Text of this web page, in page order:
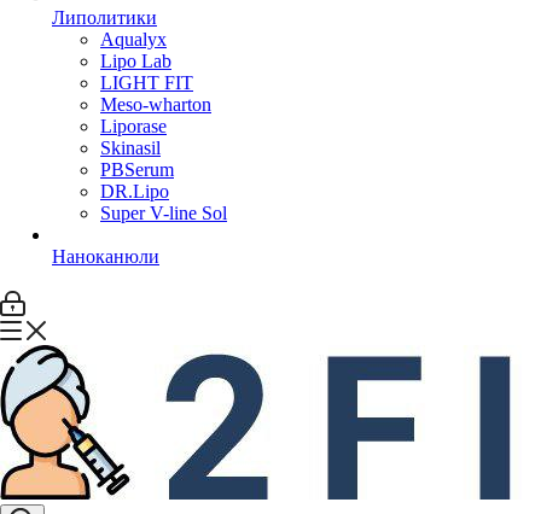
Липолитики
Aqualyx
Lipo Lab
LIGHT FIT
Meso-wharton
Liporase
Skinasil
PBSerum
DR.Lipo
Super V-line Sol
Наноканюли